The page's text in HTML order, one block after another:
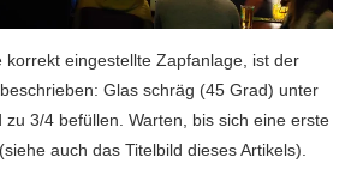
korrekt eingestellte Zapfanlage, ist der
Glas schräg (45 Grad) unter
3/4 befüllen. Warten, bis sich eine erste
auch das Titelbild dieses Artikels).